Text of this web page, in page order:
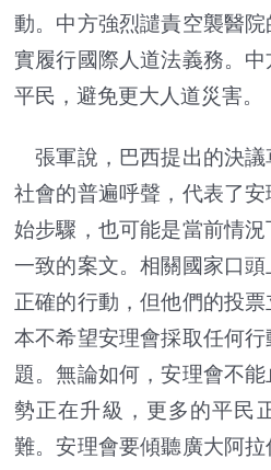
動。中方強烈譴責空襲醫
實履行國際人道法義務。
平民，避免更大人道災害。
張軍說，巴西提出的決議
社會的普遍呼聲，代表了
始步驟，也可能是當前情
一致的案文。相關國家口
正確的行動，但他們的投
本不希望安理會採取任何
題。無論如何，安理會不
勢正在升級，更多的平民
難。安理會要傾聽廣大阿